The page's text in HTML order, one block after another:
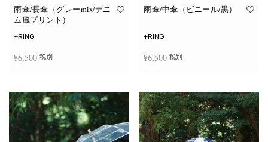
雨傘/長傘（グレーmix/デニ
ム風プリント）
+RING
¥6,500 税別
雨傘/中傘（ビニール/黒）
+RING
¥6,500 税別